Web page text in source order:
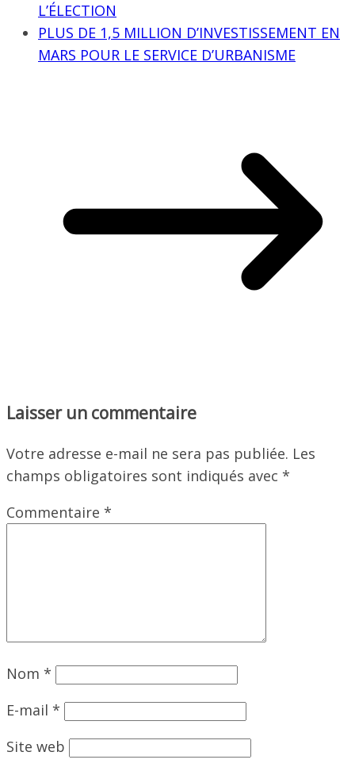
L’ÉLECTION
PLUS DE 1,5 MILLION D’INVESTISSEMENT EN
MARS POUR LE SERVICE D’URBANISME
Laisser un commentaire
Votre adresse e-mail ne sera pas publiée. Les
champs obligatoires sont indiqués avec *
Commentaire *
Nom *
E-mail *
Site web